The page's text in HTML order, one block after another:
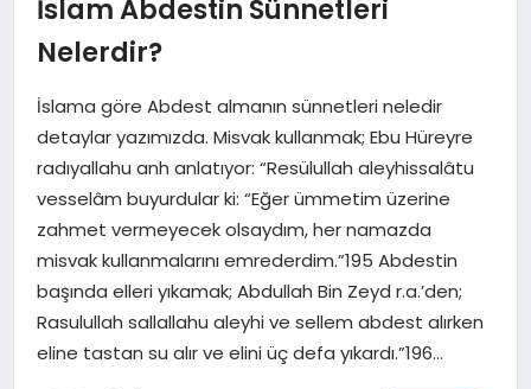
DUALAR VE ZIKIRLER
CUMA MESAJLARI
KABE CANLI YAYIN
İslam Abdestin Sünnetleri
Nelerdir?
İslama göre Abdest almanın sünnetleri neledir
detaylar yazımızda. Misvak kullanmak; Ebu Hüreyre
radıyallahu anh anlatıyor: “Resülullah aleyhissalâtu
vesselâm buyurdular ki: “Eğer ümmetim üzerine
zahmet vermeyecek olsaydım, her namazda
misvak kullanmalarını emrederdim.”195 Abdestin
başında elleri yıkamak; Abdullah Bin Zeyd r.a.’den;
Rasulullah sallallahu aleyhi ve sellem abdest alırken
eline tastan su alır ve elini üç defa yıkardı.”196…